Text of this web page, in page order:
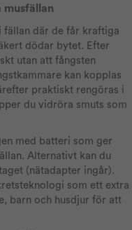
musfällan
fällan där de får kraftiga
dödar bytet. Efter
utan att fångsten
kan kopplas
praktiskt rengöras i
du vidröra smuts som
med batteri som ger
Alternativt kan du
(nätadapter ingår).
som ett extra
barn och husdjur för att